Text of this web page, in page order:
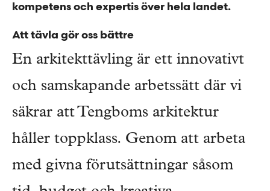
kompetens och expertis över hela landet.
Att tävla gör oss bättre
En arkitekttävling är ett innovativt
och samskapande arbetssätt där vi
säkrar att Tengboms arkitektur
håller toppklass. Genom att arbeta
med givna förutsättningar såsom